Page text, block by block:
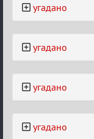
угадано
угадано
угадано
угадано